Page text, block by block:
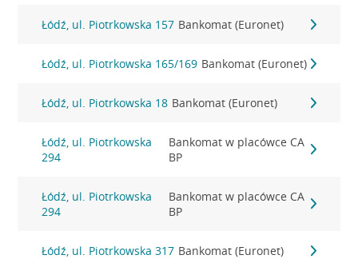
Łódź, ul. Piotrkowska 157 Bankomat (Euronet)
Łódź, ul. Piotrkowska 165/169 Bankomat (Euronet)
Łódź, ul. Piotrkowska 18 Bankomat (Euronet)
Łódź, ul. Piotrkowska
294
Bankomat w placówce CA
BP
Łódź, ul. Piotrkowska
294
Bankomat w placówce CA
BP
Łódź, ul. Piotrkowska 317 Bankomat (Euronet)